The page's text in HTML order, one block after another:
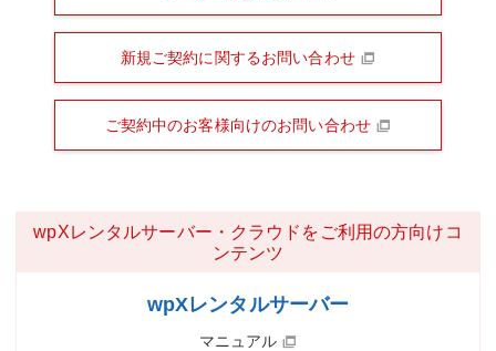
新規ご契約に関するお問い合わせ
ご契約中のお客様向けのお問い合わせ
wpXレンタルサーバー・クラウドをご利用の方向けコ
ンテンツ
wpXレンタルサーバー
マニュアル